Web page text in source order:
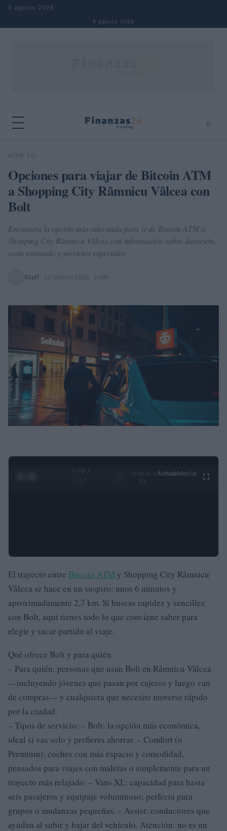
Saltar al contenido
9 agosto 2026
9 agosto 2026
⌕
Buscar
HOW TO
Opciones para viajar de Bitcoin ATM
a Shopping City Râmnicu Vâlcea con
Bolt
Encuentra la opción más adecuada para ir de Bitcoin ATM a
Shopping City Râmnicu Vâlcea con información sobre duración,
coste estimado y servicios especiales
Staff 20 febrero 2026 · 3 min
0:29 /
4:27
Ad hubMedia
El trayecto entre Bitcoin ATM y Shopping City Râmnicu
Vâlcea se hace en un suspiro: unos 6 minutos y
aproximadamente 2,7 km. Si buscas rapidez y sencillez
con Bolt, aquí tienes todo lo que conviene saber para
elegir y sacar partido al viaje.
Qué ofrece Bolt y para quién
– Para quién: personas que usan Bolt en Râmnicu Vâlcea
—incluyendo jóvenes que pasan por cajeros y luego van
de compras— y cualquiera que necesite moverse rápido
por la ciudad.
– Tipos de servicio: – Bolt: la opción más económica,
ideal si vas solo y prefieres ahorrar. – Comfort (o
Premium): coches con más espacio y comodidad,
pensados para viajes con maletas o simplemente para un
trayecto más relajado. – Vans XL: capacidad para hasta
seis pasajeros y equipaje voluminoso; perfecta para
grupos o mudanzas pequeñas. – Assist: conductores que
ayudan al subir y bajar del vehículo. Atención: no es un